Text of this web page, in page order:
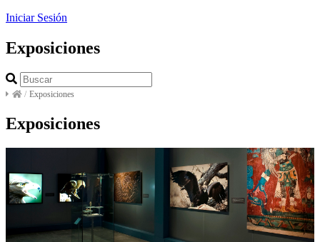
Iniciar Sesión
Exposiciones
/ Exposiciones
Exposiciones